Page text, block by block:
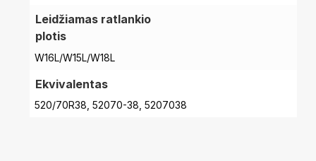
Leidžiamas ratlankio
plotis
W16L/W15L/W18L
Ekvivalentas
520/70R38, 52070-38, 5207038